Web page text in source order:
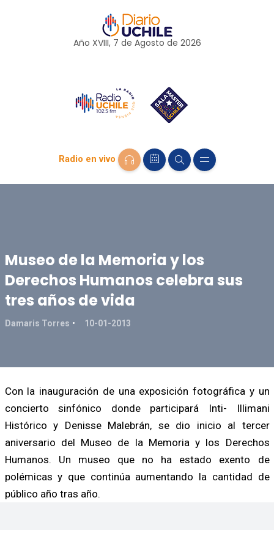
Año XVIII, 7 de Agosto de 2026
Radio en vivo
Museo de la Memoria y los
Derechos Humanos celebra sus
tres años de vida
Damaris Torres 10-01-2013
Con la inauguración de una exposición fotográfica y un
concierto sinfónico donde participará Inti- Illimani
Histórico y Denisse Malebrán, se dio inicio al tercer
aniversario del Museo de la Memoria y los Derechos
Humanos. Un museo que no ha estado exento de
polémicas y que continúa aumentando la cantidad de
público año tras año.